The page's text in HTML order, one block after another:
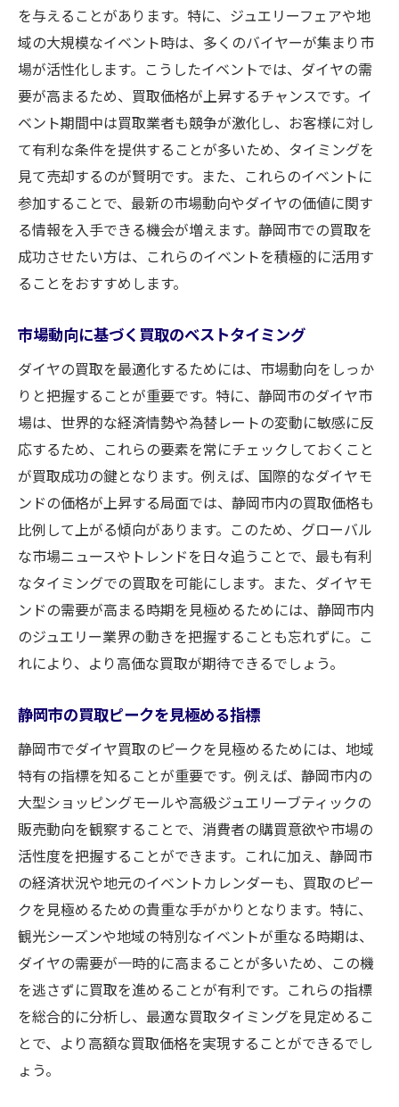
を与えることがあります。特に、ジュエリーフェアや地
域の大規模なイベント時は、多くのバイヤーが集まり市
場が活性化します。こうしたイベントでは、ダイヤの需
要が高まるため、買取価格が上昇するチャンスです。イ
ベント期間中は買取業者も競争が激化し、お客様に対し
て有利な条件を提供することが多いため、タイミングを
見て売却するのが賢明です。また、これらのイベントに
参加することで、最新の市場動向やダイヤの価値に関す
る情報を入手できる機会が増えます。静岡市での買取を
成功させたい方は、これらのイベントを積極的に活用す
ることをおすすめします。
市場動向に基づく買取のベストタイミング
ダイヤの買取を最適化するためには、市場動向をしっか
りと把握することが重要です。特に、静岡市のダイヤ市
場は、世界的な経済情勢や為替レートの変動に敏感に反
応するため、これらの要素を常にチェックしておくこと
が買取成功の鍵となります。例えば、国際的なダイヤモ
ンドの価格が上昇する局面では、静岡市内の買取価格も
比例して上がる傾向があります。このため、グローバル
な市場ニュースやトレンドを日々追うことで、最も有利
なタイミングでの買取を可能にします。また、ダイヤモ
ンドの需要が高まる時期を見極めるためには、静岡市内
のジュエリー業界の動きを把握することも忘れずに。こ
れにより、より高価な買取が期待できるでしょう。
静岡市の買取ピークを見極める指標
静岡市でダイヤ買取のピークを見極めるためには、地域
特有の指標を知ることが重要です。例えば、静岡市内の
大型ショッピングモールや高級ジュエリーブティックの
販売動向を観察することで、消費者の購買意欲や市場の
活性度を把握することができます。これに加え、静岡市
の経済状況や地元のイベントカレンダーも、買取のピー
クを見極めるための貴重な手がかりとなります。特に、
観光シーズンや地域の特別なイベントが重なる時期は、
ダイヤの需要が一時的に高まることが多いため、この機
を逃さずに買取を進めることが有利です。これらの指標
を総合的に分析し、最適な買取タイミングを見定めるこ
とで、より高額な買取価格を実現することができるでし
ょう。